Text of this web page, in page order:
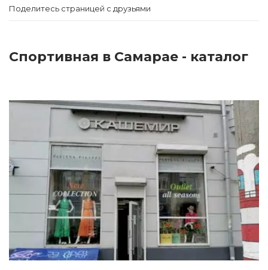
Поделитесь страницей с друзьями
Спортивная в Самарае - каталог